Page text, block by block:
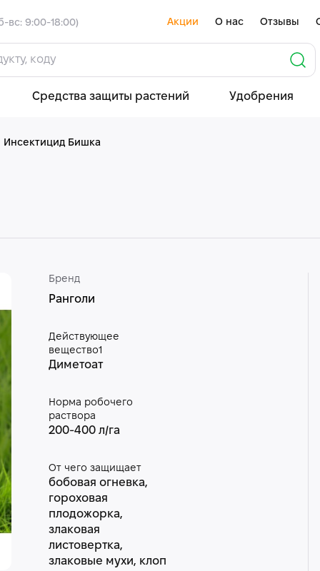
вс: 9:00-18:00) Акции О нас Отзывы
Средства защиты растений Удобрения
Инсектицид Бишка
Бренд
Ранголи
Действующее
вещество1
Диметоат
Норма робочего
раствора
200-400 л/га
От чего защищает
бобовая огневка,
гороховая
плодожорка,
злаковая
листовертка,
злаковые мухи, клоп